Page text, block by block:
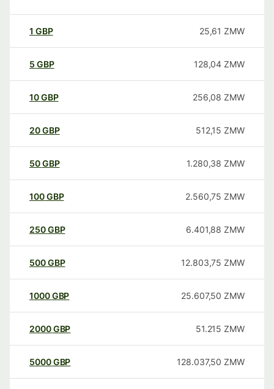
1 GBP 25,61 ZMW
5 GBP 128,04 ZMW
10GBP 256,08 ZMW
20GBP 512,15 ZMW
50GBP 1.280,38 ZMW
100GBP 2.560,75 ZMW
250GBP 6.401,88 ZMW
500GBP 12.803,75 ZMW
1000GBP 25.607,50 ZMW
2000GBP 51.215 ZMW
5000GBP 128.037,50 ZMW